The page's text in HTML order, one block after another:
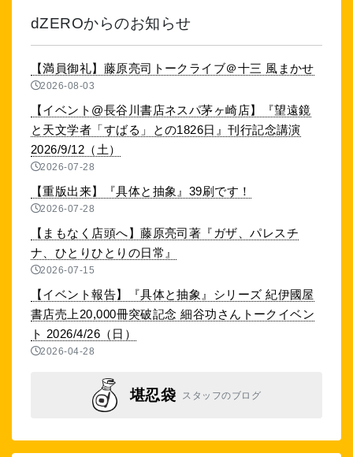
dZEROからのお知らせ
【満員御礼】藤原亮司トークライブ＠十三 風まかせ
2026-08-03
【イベント@長谷川書店ネスパ茅ヶ崎店】『望遠鏡
と天文学者「すばる」との1826日』刊行記念講演
2026/9/12（土）
2026-07-28
【重版出来】『具体と抽象』39刷です！
2026-07-28
【まもなく店頭へ】藤原亮司著『ガザ、パレスチ
ナ、ひとりひとりの日常』
2026-07-15
【イベント報告】『具体と抽象』シリーズ 紀伊國屋
書店売上20,000冊突破記念 細谷功さんトークイベン
ト 2026/4/26（日）
2026-04-28
堪忍袋 スタッフのブログ